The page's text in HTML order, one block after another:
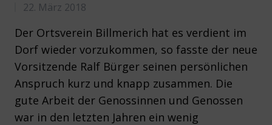
22. März 2018
Der Ortsverein Billmerich hat es verdient im
Dorf wieder vorzukommen, so fasste der neue
Vorsitzende Ralf Bürger seinen persönlichen
Anspruch kurz und knapp zusammen. Die
gute Arbeit der Genossinnen und Genossen
war in den letzten Jahren ein wenig